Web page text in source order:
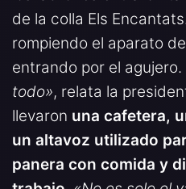
de la colla Els
rompiendo el aparato
entrando por el agujero.
todo», relata la
llevaron una cafetera,
un altavoz utilizado
panera con comida y